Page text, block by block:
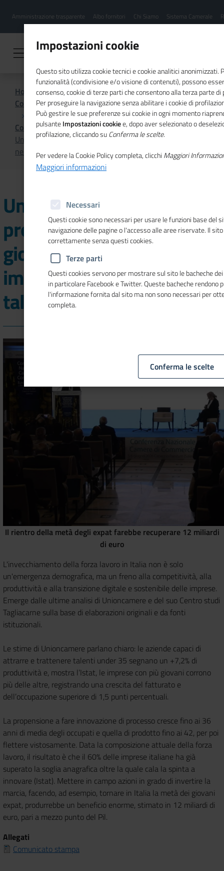
contenuto
Menu
hamburgher
Amministrazione trasparente Albo fornitori Chi Siamo Sistema Camerale
Home
Comunicazione istituzionale per il sistema camerale
Comunicati Stampa
Unioncamere, la produttività cresce con i giovani: +7,2%
nelle imprese che attraggono talenti
Unioncamere, la
produttività cresce con i
giovani: +7,2% nelle
imprese che attraggono
talenti
Il rientro della metà degli expat farebbe recuperare 12 miliardi
di euro
L'invecchiamento della forza lavoro in Italia non è solo
un'emergenza demografica, ma un freno alla competitività, alla
produttività e alla transizione digitale e sostenibile delle imprese.
Emerge dalle ultime analisi di Unioncamere e del suo Centro studi
Tagliacarne sulla base di elaborazioni originali e da fonti
istituzionali.
Le stime di Unioncamere parlano chiaro: le aziende capaci di
attrarre e trattenere talenti under 35 segnano un +7,2% di
produttività e, mostra l’Istat, le imprese con più giovani corrono
più delle altre, registrando una crescita del fatturato e
dell’occupazione superiore di 1,5 punti percentuali.
La propensione a fare innovazione di processo cresce fino ai 36
anni di media degli occupati e quella di prodotto fino ai 42, per poi
flettere vistosamente. Data la composizione attuale della forza
lavoro, il risultato è che il 60% delle imprese italiane ha già
superato la soglia anagrafica oltre la quale cala la spinta a
innovare (Istat). Mettere in campo azioni in grado di invertire la
marcia, facendo, ad esempio, tornare in Italia la metà dei giovani
expat, produrrebbe un beneficio enorme, stimato in 12 miliardi di
euro, pari a mezzo punto del Pil.
Allegati
Comunicato stampa
Impostazioni cookie
Questo sito utilizza cookie tecnici e cookie analitici anonimizzati.
funzionalità (condivisione e/o visione di contenuti), possono
consenso, cookie di terze parti che consentono alla terza parte
Per proseguire la navigazione senza abilitare i cookie di
Può gestire le sue preferenze sui cookie in ogni momento
pulsanteImpostazioni cookiee, dopo aver selezionato o
profilazione, cliccando suConferma le scelte.
Per vedere la Cookie Policy completa, clicchi Maggiori
Maggiori informazioni
Necessari
Questi cookie sono necessari per usare le funzioni base del
navigazione delle pagine o l'accesso alle aree riservate. Il
correttamente senza questi cookies.
Terze parti
Questi cookies servono per mostrare sul sito le bacheche
in particolare Facebook e Twitter. Queste bacheche rendono
l'informazione fornita dal sito ma non sono necessari per
completa.
Conferma le scelte